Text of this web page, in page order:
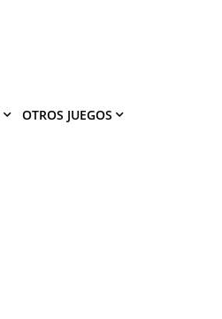
OTROS JUEGOS